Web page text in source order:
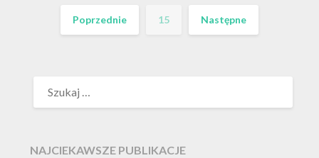
Poprzednie 15 Następne
NAJCIEKAWSZE PUBLIKACJE